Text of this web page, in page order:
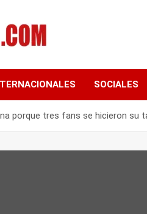
SOCIALES
porque tres fans se hicieron su